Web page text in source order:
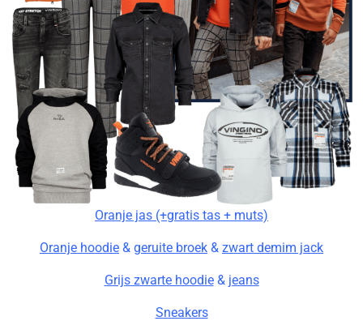
Oranje jas (+gratis tas + muts)
Oranje hoodie & geruite broek & zwart demim jack
Grijs zwarte hoodie& jeans
Sneakers